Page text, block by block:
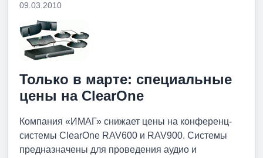
09.03.2010
Только в марте: специальные
цены на ClearOne
Компания «ИМАГ» снижает цены на конференц-
системы ClearOne RAV600 и RAV900. Системы
предназначены для проведения аудио и